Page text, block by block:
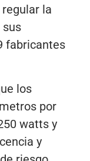
la
sus
fabricantes
los
por
watts y
y